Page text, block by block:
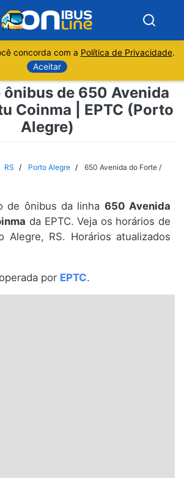
concorda com a Política de Privacidade.
Aceitar
ônibus de 650 Avenida
Coinma | EPTC (Porto
Alegre)
RS Porto Alegre
650 Avenida do Forte /
de ônibus da linha 650 Avenida
da EPTC. Veja os horários de
Alegre, RS. Horários atualizados
por EPTC.